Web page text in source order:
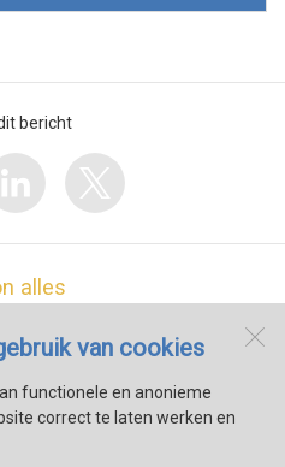
van cookies
functionele en anonieme
correct te laten werken en
bericht
alles
2b
Den Helder